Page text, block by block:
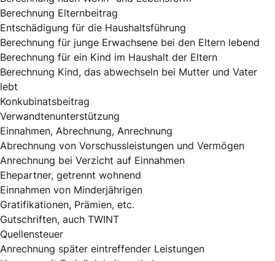
Berechnung Elternbeitrag
Entschädigung für die Haushaltsführung
Berechnung für junge Erwachsene bei den Eltern lebend
Berechnung für ein Kind im Haushalt der Eltern
Berechnung Kind, das abwechseln bei Mutter und Vater
lebt
Konkubinatsbeitrag
Verwandtenunterstützung
Einnahmen, Abrechnung, Anrechnung
Abrechnung von Vorschussleistungen und Vermögen
Anrechnung bei Verzicht auf Einnahmen
Ehepartner, getrennt wohnend
Einnahmen von Minderjährigen
Gratifikationen, Prämien, etc.
Gutschriften, auch TWINT
Quellensteuer
Anrechnung später eintreffender Leistungen